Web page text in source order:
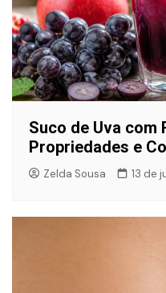
Suco de Uva com
Propriedades e
Zelda Sousa 13 de